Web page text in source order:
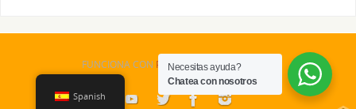
FUNCIONA CON PARABOLA&WORDPRESS.
Spanish
Necesitas ayuda?
Chatea con nosotros